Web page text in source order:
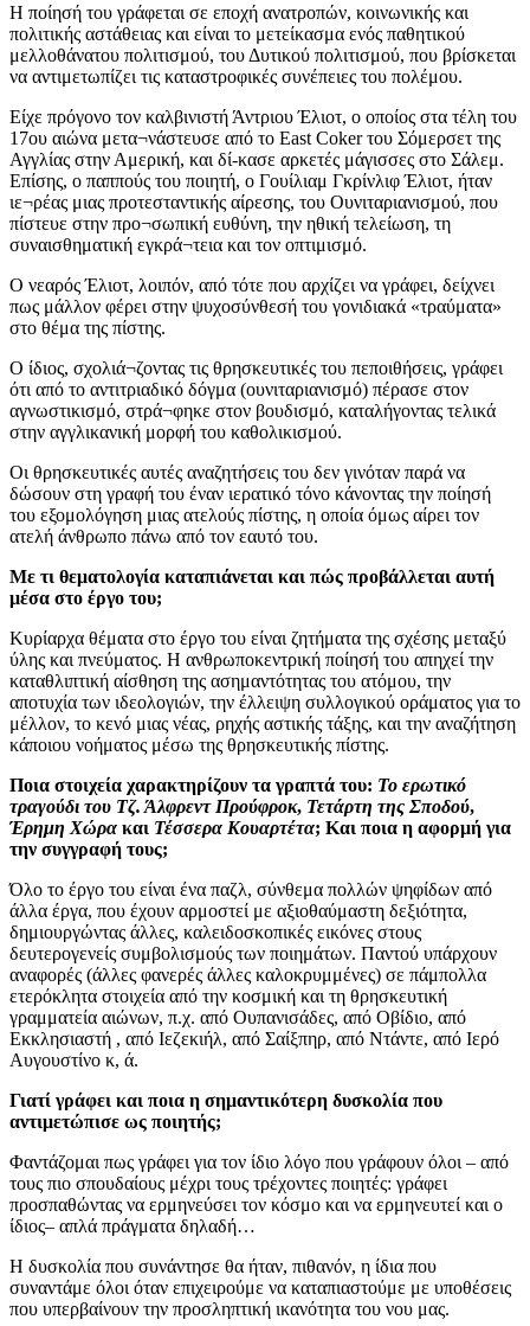
Η ποίησή του γράφεται σε εποχή ανατροπών, κοινωνικής και
πολιτικής αστάθειας και είναι το μετείκασμα ενός παθητικού
μελλοθάνατου πολιτισμού, του Δυτικού πολιτισμού, που βρίσκεται
να αντιμετωπίζει τις καταστροφικές συνέπειες του πολέμου.
Είχε πρόγονο τον καλβινιστή Άντριου Έλιοτ, ο οποίος στα τέλη του
17ου αιώνα μετα¬νάστευσε από το East Coker του Σόμερσετ της
Αγγλίας στην Αμερική, και δί-κασε αρκετές μάγισσες στο Σάλεμ.
Επίσης, ο παππούς του ποιητή, ο Γουίλιαμ Γκρίνλιφ Έλιοτ, ήταν
ιε¬ρέας μιας προτεσταντικής αίρεσης, του Ουνιταριανισμού, που
πίστευε στην προ¬σωπική ευθύνη, την ηθική τελείωση, τη
συναισθηματική εγκρά¬τεια και τον οπτιμισμό.
Ο νεαρός Έλιοτ, λοιπόν, από τότε που αρχίζει να γράφει, δείχνει
πως μάλλον φέρει στην ψυχοσύνθεσή του γονιδιακά «τραύματα»
στο θέμα της πίστης.
Ο ίδιος, σχολιά¬ζοντας τις θρησκευτικές του πεποιθήσεις, γράφει
ότι από το αντιτριαδικό δόγμα (ουνιταριανισμό) πέρασε στον
αγνωστικισμό, στρά¬φηκε στον βουδισμό, καταλήγοντας τελικά
στην αγγλικανική μορφή του καθολικισμού.
Οι θρησκευτικές αυτές αναζητήσεις του δεν γινόταν παρά να
δώσουν στη γραφή του έναν ιερατικό τόνο κάνοντας την ποίησή
του εξομολόγηση μιας ατελούς πίστης, η οποία όμως αίρει τον
ατελή άνθρωπο πάνω από τον εαυτό του.
Με τι θεματολογία καταπιάνεται και πώς προβάλλεται αυτή
μέσα στο έργο του;
Κυρίαρχα θέματα στο έργο του είναι ζητήματα της σχέσης μεταξύ
ύλης και πνεύματος. Η ανθρωποκεντρική ποίησή του απηχεί την
καταθλιπτική αίσθηση της ασημαντότητας του ατόμου, την
αποτυχία των ιδεολογιών, την έλλειψη συλλογικού οράματος για το
μέλλον, το κενό μιας νέας, ρηχής αστικής τάξης, και την αναζήτηση
κάποιου νοήματος μέσω της θρησκευτικής πίστης.
Ποια στοιχεία χαρακτηρίζουν τα γραπτά του: Το ερωτικό
τραγούδι του Τζ. Άλφρεντ Προύφροκ, Τετάρτη της Σποδού,
Έρημη Χώρα και Τέσσερα Κουαρτέτα; Και ποια η αφορμή για
την συγγραφή τους;
Όλο το έργο του είναι ένα παζλ, σύνθεμα πολλών ψηφίδων από
άλλα έργα, που έχουν αρμοστεί με αξιοθαύμαστη δεξιότητα,
δημιουργώντας άλλες, καλειδοσκοπικές εικόνες στους
δευτερογενείς συμβολισμούς των ποιημάτων. Παντού υπάρχουν
αναφορές (άλλες φανερές άλλες καλοκρυμμένες) σε πάμπολλα
ετερόκλητα στοιχεία από την κοσμική και τη θρησκευτική
γραμματεία αιώνων, π.χ. από Ουπανισάδες, από Οβίδιο, από
Εκκλησιαστή , από Ιεζεκιήλ, από Σαίξπηρ, από Ντάντε, από Ιερό
Αυγουστίνο κ, ά.
Γιατί γράφει και ποια η σημαντικότερη δυσκολία που
αντιμετώπισε ως ποιητής;
Φαντάζομαι πως γράφει για τον ίδιο λόγο που γράφουν όλοι – από
τους πιο σπουδαίους μέχρι τους τρέχοντες ποιητές: γράφει
προσπαθώντας να ερμηνεύσει τον κόσμο και να ερμηνευτεί και ο
ίδιος– απλά πράγματα δηλαδή…
Η δυσκολία που συνάντησε θα ήταν, πιθανόν, η ίδια που
συναντάμε όλοι όταν επιχειρούμε να καταπιαστούμε με υποθέσεις
που υπερβαίνουν την προσληπτική ικανότητα του νου μας.